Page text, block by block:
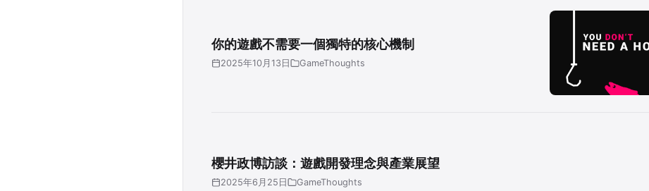
你的遊戲不需要一個獨特的核心機制
2025年10月13日 GameThoughts
櫻井政博訪談：遊戲開發理念與產業展望
2025年6月25日 GameThoughts